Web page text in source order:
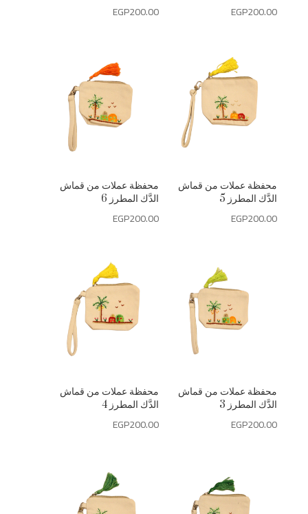
EGP200.00 EGP200.00
محفظة عملات من قماش
الدَّك المطرز 6
EGP200.00
محفظة عملات من قماش
الدَّك المطرز 5
EGP200.00
محفظة عملات من قماش
الدَّك المطرز 4
EGP200.00
محفظة عملات من قماش
الدَّك المطرز 3
EGP200.00